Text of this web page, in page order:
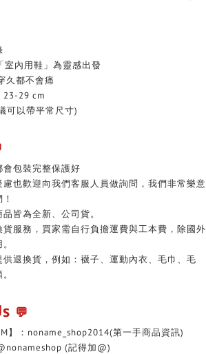
室內用鞋」為靈感出發
久都不會痛
23-29 cm
可以帶平常尺寸)
會包裝完整保護好
慮也歡迎向我們客服人員做詢問，我們非常樂意
皆為全新、公司貨。
貨服務，買家需自行負擔運費與工本費，除國外
供退換貨，例如：襪子、運動內衣、毛巾、毛
💬
】：noname_shop2014(第一手商品資訊)
(記得加@)